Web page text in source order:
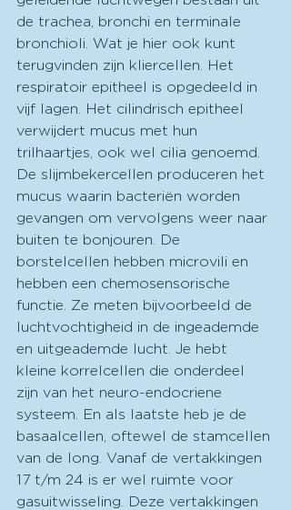
de trachea, bronchi en terminale
bronchioli. Wat je hier ook kunt
terugvinden zijn kliercellen. Het
respiratoir epitheel is opgedeeld in
vijf lagen. Het cilindrisch epitheel
verwijdert mucus met hun
trilhaartjes, ook wel cilia genoemd.
De slijmbekercellen produceren het
mucus waarin bacteriën worden
gevangen om vervolgens weer naar
buiten te bonjouren. De
borstelcellen hebben microvili en
hebben een chemosensorische
functie. Ze meten bijvoorbeeld de
luchtvochtigheid in de ingeademde
en uitgeademde lucht. Je hebt
kleine korrelcellen die onderdeel
zijn van het neuro-endocriene
systeem. En als laatste heb je de
basaalcellen, oftewel de stamcellen
van de long. Vanaf de vertakkingen
17 t/m 24 is er wel ruimte voor
gasuitwisseling. Deze vertakkingen